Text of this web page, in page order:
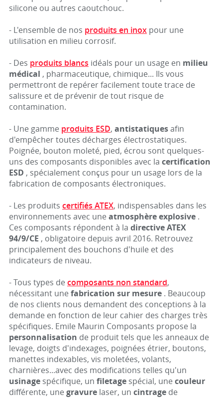
silicone ou autres caoutchouc.
- L'ensemble de nos produits en inoxpour une
utilisation en milieu corrosif.
- Des produits blancs idéals pour un usage en milieu
médical , pharmaceutique, chimique... Ils vous
permettront de repérer facilement toute trace de
salissure et de prévenir de tout risque de
contamination.
- Une gamme produits ESD, antistatiquesafin
d'empêcher toutes décharges électrostatiques.
Poignée, bouton moleté, pied, écrou sont quelques-
uns des composants disponibles avec la certification
ESD , spécialement conçus pour un usage lors de la
fabrication de composants électroniques.
- Les produits certifiés ATEX, indispensables dans les
environnements avec une atmosphère explosive.
Ces composants répondent à la directive ATEX
94/9/CE , obligatoire depuis avril 2016. Retrouvez
principalement des bouchons d'huile et des
indicateurs de niveau.
- Tous types de composants non standard,
nécessitant une fabrication sur mesure. Beaucoup
de nos clients nous demandent des conceptions à la
demande en fonction de leur cahier des charges très
spécifiques. Emile Maurin Composants propose la
personnalisation de produit tels que les anneaux de
levage, doigts d'indexages, poignées étrier, boutons,
manettes indexables, vis moletées, volants,
charnières...avec des modifications telles qu'un
usinage spécifique, un filetage spécial, une couleur
différente, une gravure laser, un cintrage de